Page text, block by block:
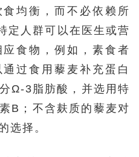
均衡，而不必依赖所
定人群可以在医生或营
食物，例如，素食者
过食用藜麦补充蛋白
Ω-3脂肪酸，并选用特
B；不含麸质的藜麦对
选择。